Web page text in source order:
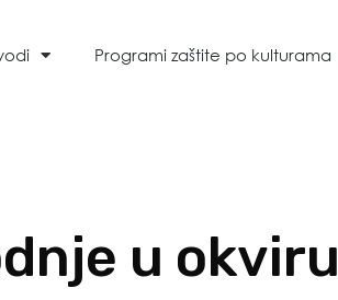
Programi zaštite po kulturama
u okviru